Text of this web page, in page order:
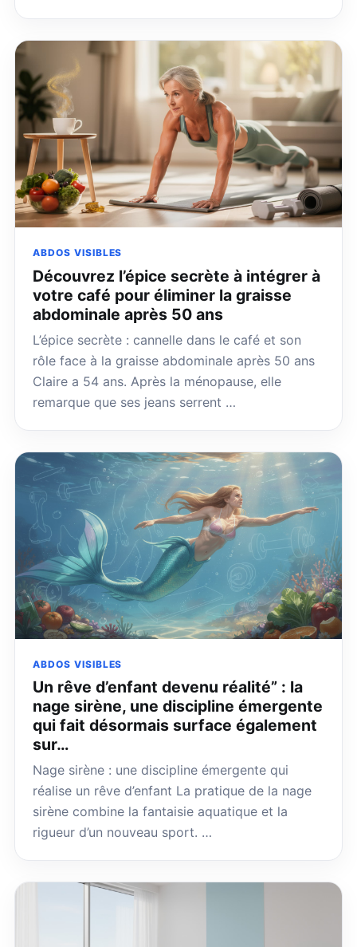
ABDOS VISIBLES
Découvrez l’épice secrète à intégrer à
votre café pour éliminer la graisse
abdominale après 50 ans
L’épice secrète : cannelle dans le café et son
rôle face à la graisse abdominale après 50 ans
Claire a 54 ans. Après la ménopause, elle
remarque que ses jeans serrent …
ABDOS VISIBLES
Un rêve d’enfant devenu réalité” : la
nage sirène, une discipline émergente
qui fait désormais surface également
sur…
Nage sirène : une discipline émergente qui
réalise un rêve d’enfant La pratique de la nage
sirène combine la fantaisie aquatique et la
rigueur d’un nouveau sport. …